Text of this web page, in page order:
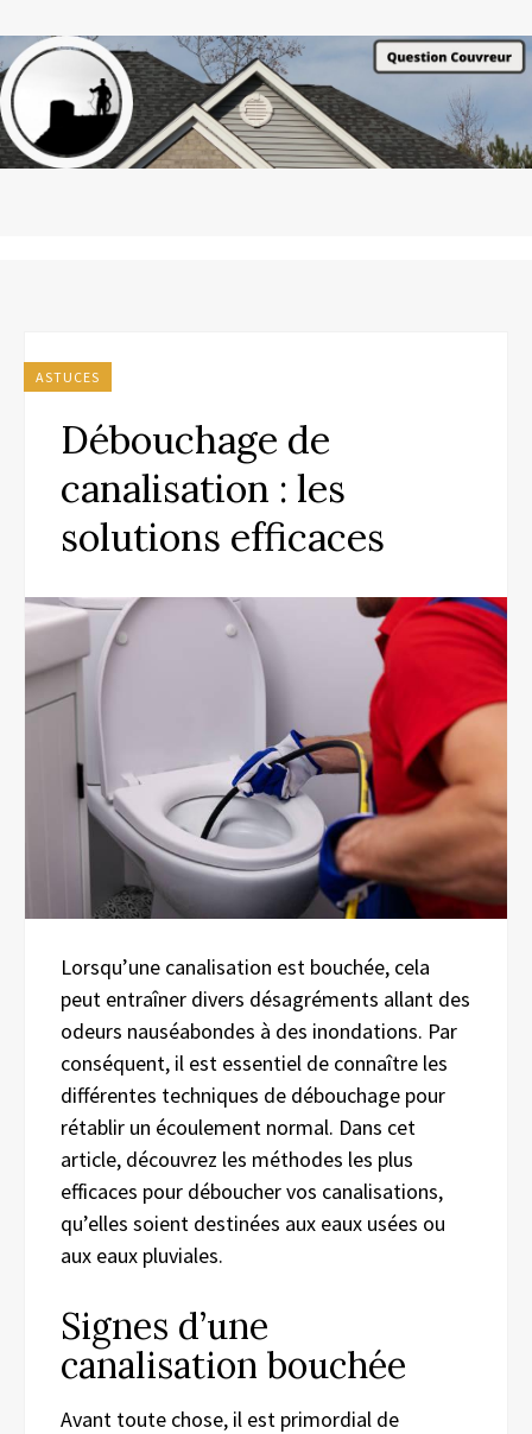
ASTUCES
Débouchage de
canalisation : les
solutions efficaces
Lorsqu’une canalisation est bouchée, cela
peut entraîner divers désagréments allant des
odeurs nauséabondes à des inondations. Par
conséquent, il est essentiel de connaître les
différentes techniques de débouchage pour
rétablir un écoulement normal. Dans cet
article, découvrez les méthodes les plus
efficaces pour déboucher vos canalisations,
qu’elles soient destinées aux eaux usées ou
aux eaux pluviales.
Signes d’une
canalisation bouchée
Avant toute chose, il est primordial de